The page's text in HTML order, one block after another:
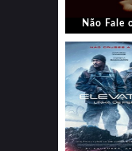
Não Fale